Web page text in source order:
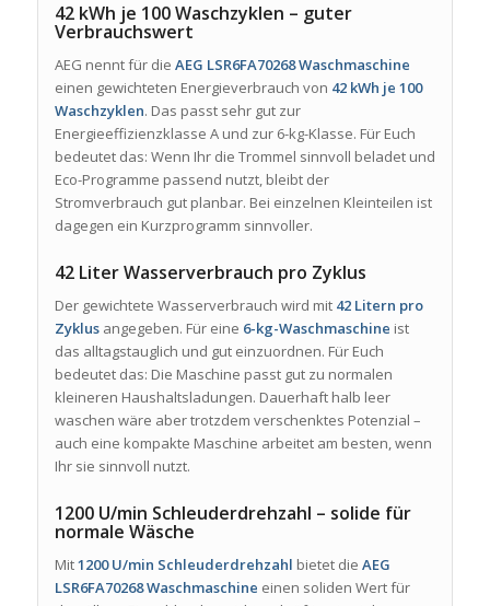
42 kWh je 100 Waschzyklen – guter
Verbrauchswert
AEG nennt für die AEG LSR6FA70268 Waschmaschine
einen gewichteten Energieverbrauch von 42 kWh je 100
Waschzyklen. Das passt sehr gut zur
Energieeffizienzklasse A und zur 6-kg-Klasse. Für Euch
bedeutet das: Wenn Ihr die Trommel sinnvoll beladet und
Eco-Programme passend nutzt, bleibt der
Stromverbrauch gut planbar. Bei einzelnen Kleinteilen ist
dagegen ein Kurzprogramm sinnvoller.
42 Liter Wasserverbrauch pro Zyklus
Der gewichtete Wasserverbrauch wird mit 42 Litern pro
Zyklusangegeben. Für eine 6-kg-Waschmaschine ist
das alltagstauglich und gut einzuordnen. Für Euch
bedeutet das: Die Maschine passt gut zu normalen
kleineren Haushaltsladungen. Dauerhaft halb leer
waschen wäre aber trotzdem verschenktes Potenzial –
auch eine kompakte Maschine arbeitet am besten, wenn
Ihr sie sinnvoll nutzt.
1200 U/min Schleuderdrehzahl – solide für
normale Wäsche
Mit1200 U/min Schleuderdrehzahl bietet die AEG
LSR6FA70268 Waschmaschine einen soliden Wert für